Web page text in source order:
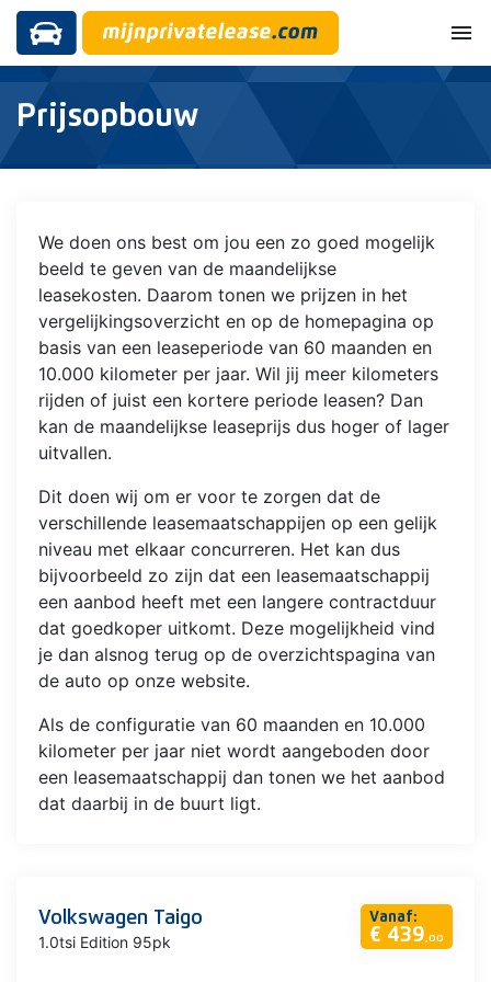
menu
Prijsopbouw
We doen ons best om jou een zo goed mogelijk
beeld te geven van de maandelijkse
leasekosten. Daarom tonen we prijzen in het
vergelijkingsoverzicht en op de homepagina op
basis van een leaseperiode van 60 maanden en
10.000 kilometer per jaar. Wil jij meer kilometers
rijden of juist een kortere periode leasen? Dan
kan de maandelijkse leaseprijs dus hoger of lager
uitvallen.
Dit doen wij om er voor te zorgen dat de
verschillende leasemaatschappijen op een gelijk
niveau met elkaar concurreren. Het kan dus
bijvoorbeeld zo zijn dat een leasemaatschappij
een aanbod heeft met een langere contractduur
dat goedkoper uitkomt. Deze mogelijkheid vind
je dan alsnog terug op de overzichtspagina van
de auto op onze website.
Als de configuratie van 60 maanden en 10.000
kilometer per jaar niet wordt aangeboden door
een leasemaatschappij dan tonen we het aanbod
dat daarbij in de buurt ligt.
Vanaf:
€ 439,00
Volkswagen Taigo
1.0tsi Edition 95pk